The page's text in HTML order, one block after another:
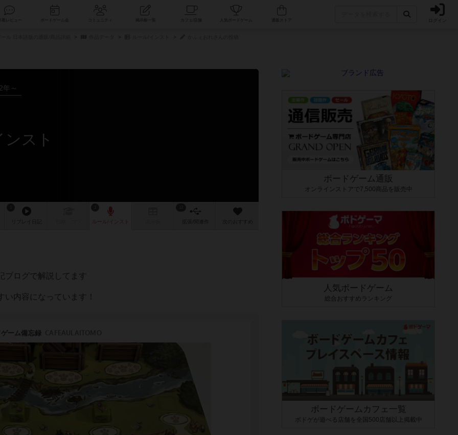
コミュニティ 人気ボードゲーム ログイン
年～
スト
作 次のおすすめ
ログで解説してます
内容になっています！
ボードゲーム通販
オンラインストアで7,500商品を販売中
人気ボードゲーム
総合おすすめランキング
ボードゲームカフェ一覧
ボドゲが遊べる店舗を全国500店舗以上掲載中